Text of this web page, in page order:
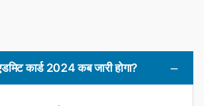
कार्ड 2024 कब जारी होगा?